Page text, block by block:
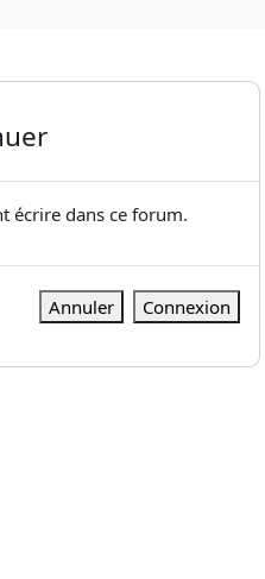
écrire dans ce forum.
Annuler Connexion